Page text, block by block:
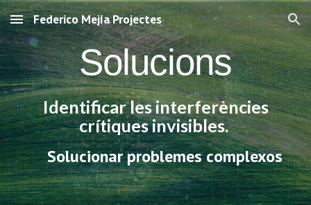
Skip to main content Skip to navigation
Federico Mejía Projectes
Solucions
Identificar les interferències
crítiques invisibles.
Solucionarproblemes complexos